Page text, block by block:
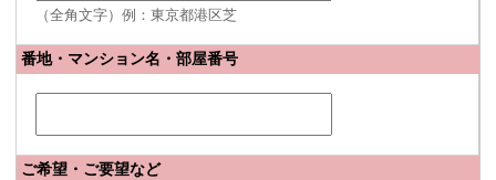
（全角文字）例：東京都港区芝
番地・マンション名・部屋番号
ご希望・ご要望など